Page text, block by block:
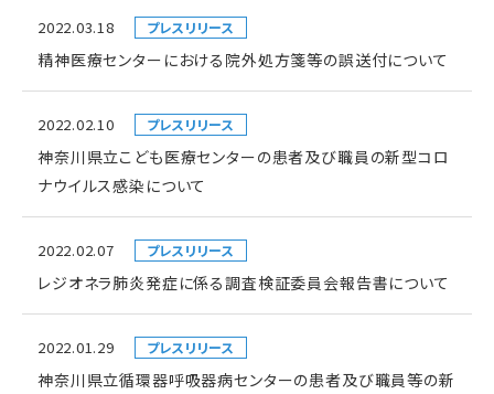
2022.03.18 プレスリリース
精神医療センターにおける院外処方箋等の誤送付について
2022.02.10 プレスリリース
神奈川県立こども医療センターの患者及び職員の新型コロ
ナウイルス感染について
2022.02.07 プレスリリース
レジオネラ肺炎発症に係る調査検証委員会報告書について
2022.01.29 プレスリリース
神奈川県立循環器呼吸器病センターの患者及び職員等の新